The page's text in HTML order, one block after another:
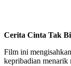
Cerita Cinta Tak
Film ini
kepribadian menarik